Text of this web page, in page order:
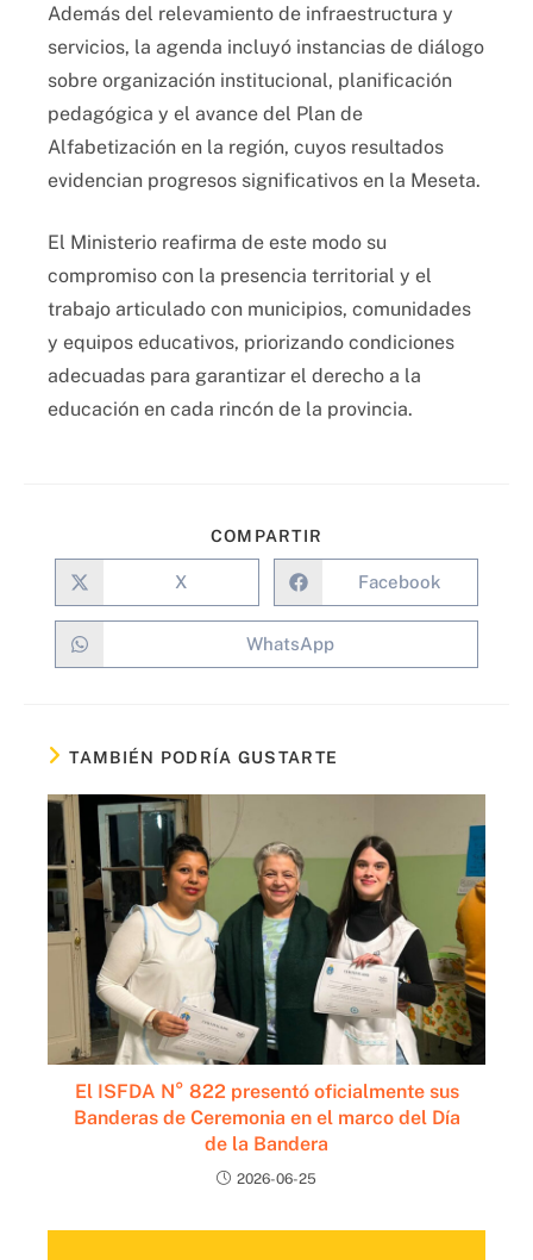
Además del relevamiento de infraestructura y
servicios, la agenda incluyó instancias de diálogo
sobre organización institucional, planificación
pedagógica y el avance del Plan de
Alfabetización en la región, cuyos resultados
evidencian progresos significativos en la Meseta.
El Ministerio reafirma de este modo su
compromiso con la presencia territorial y el
trabajo articulado con municipios, comunidades
y equipos educativos, priorizando condiciones
adecuadas para garantizar el derecho a la
educación en cada rincón de la provincia.
COMPARTIR
X Facebook
WhatsApp
TAMBIÉN PODRÍA GUSTARTE
El ISFDA N° 822 presentó oficialmente sus
Banderas de Ceremonia en el marco del Día
de la Bandera
2026-06-25